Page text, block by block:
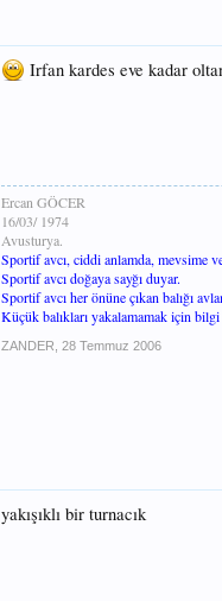
Irfan kardes eve kadar
Ercan GÖCER
16/03/ 1974
Avusturya.
Sportif avcı, ciddi anlamda, mevsime
Sportif avcı doğaya sayğı duyar.
Sportif avcı her önüne çıkan balığı
Küçük balıkları yakalamamak için
ZANDER 28 Temmuz 2006
yakışıklı bir turnacık